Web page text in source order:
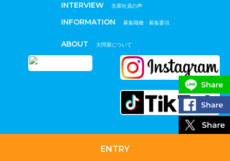
ENTRY
INTERVIEW 先輩社員の声
INFORMATION 募集職種・募集要項
ABOUT 大問屋について
© 大問屋 All Rights Reserved.